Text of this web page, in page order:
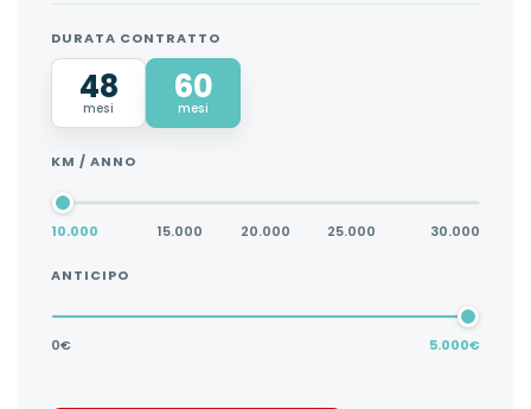
DURATA CONTRATTO
48
mesi
60
mesi
KM / ANNO
10.000 15.000 20.000 25.000 30.000
ANTICIPO
0€ 5.000€